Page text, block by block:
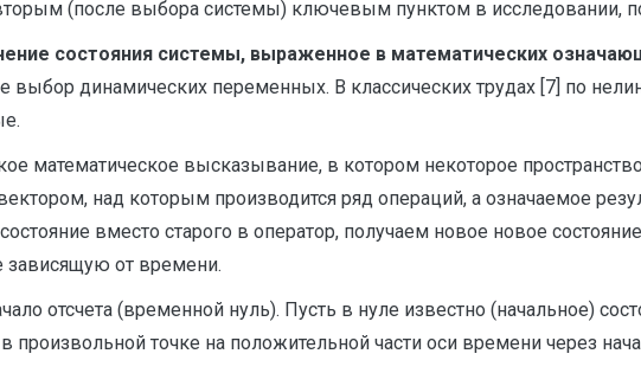
(после выбора системы) ключевым пунктом в исследовании,
состояния системы, выраженное в математических
выбор динамических переменных. В классических трудах [7] по
математическое высказывание, в котором некоторое
над которым производится ряд операций, а означаемое
вместо старого в оператор, получаем новое новое
от времени.
отсчета (временной нуль). Пусть в нуле известно (начальное)
произвольной точке на положительной части оси времени через